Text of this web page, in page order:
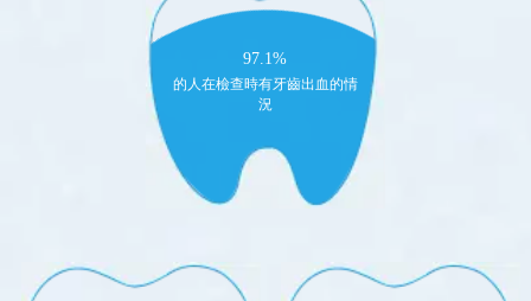
97.1%
的人在檢查時有牙齒出血的情
況